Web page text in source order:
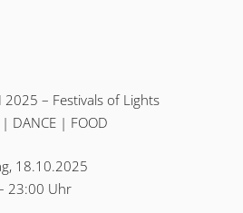
2025 – Festivals of Lights
| DANCE | FOOD
18.10.2025
23:00 Uhr